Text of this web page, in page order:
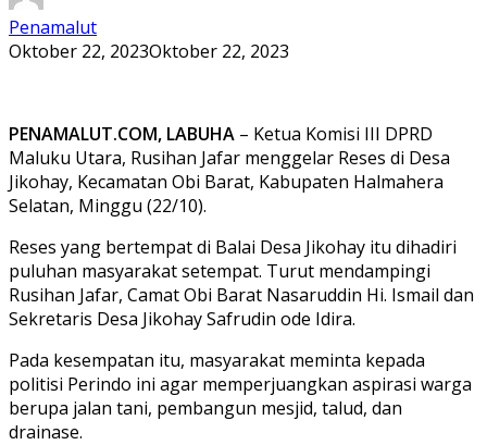
Penamalut
Oktober 22, 2023Oktober 22, 2023
PENAMALUT.COM, LABUHA – Ketua Komisi III DPRD
Maluku Utara, Rusihan Jafar menggelar Reses di Desa
Jikohay, Kecamatan Obi Barat, Kabupaten Halmahera
Selatan, Minggu (22/10).
Reses yang bertempat di Balai Desa Jikohay itu dihadiri
puluhan masyarakat setempat. Turut mendampingi
Rusihan Jafar, Camat Obi Barat Nasaruddin Hi. Ismail dan
Sekretaris Desa Jikohay Safrudin ode Idira.
Pada kesempatan itu, masyarakat meminta kepada
politisi Perindo ini agar memperjuangkan aspirasi warga
berupa jalan tani, pembangun mesjid, talud, dan
drainase.